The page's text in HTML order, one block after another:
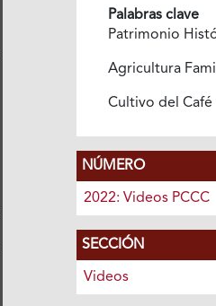
Palabras clave
Patrimonio
Agricultura
Cultivo del Café
NÚMERO
2022: Videos PCCC
SECCIÓN
Videos